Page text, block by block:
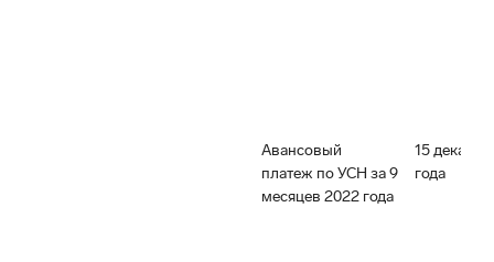
Авансовый
платеж по УСН за 9
месяцев 2022 года
15
года